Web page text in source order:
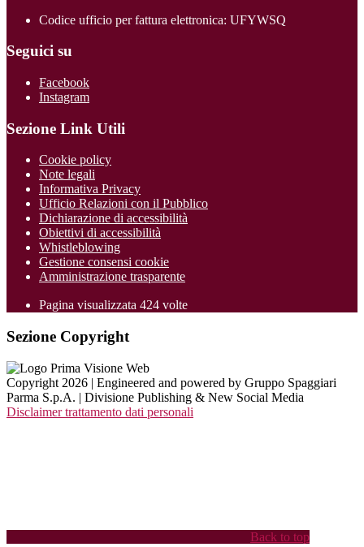
Codice ufficio per fattura elettronica: UFYWSQ
Seguici su
Facebook
Instagram
Sezione Link Utili
Cookie policy
Note legali
Informativa Privacy
Ufficio Relazioni con il Pubblico
Dichiarazione di accessibilità
Obiettivi di accessibilità
Whistleblowing
Gestione consensi cookie
Amministrazione trasparente
Pagina visualizzata 424 volte
Sezione Copyright
Copyright 2026 | Engineered and powered by Gruppo Spaggiari
Parma S.p.A. | Divisione Publishing & New Social Media
Disclaimer trattamento dati personali
Back to top